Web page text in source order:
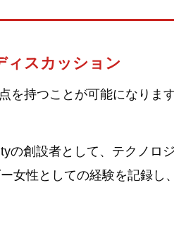
ィスカッション
持つことが可能になりま
設者として、テク
としての経験を記